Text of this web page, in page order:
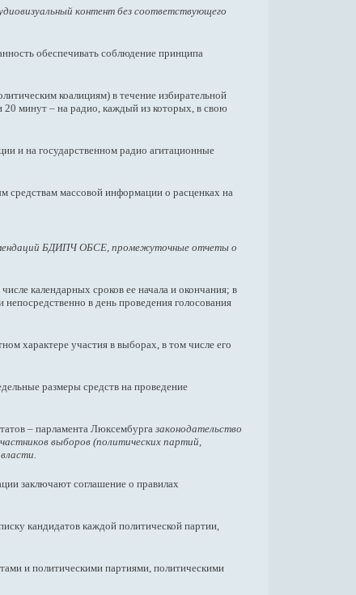
контент без соответствующего
обеспечивать соблюдение принципа
коалициям) в течение избирательной
20 минут – на радио, каждый из которых, в свою
и на государственном радио агитационные
массовой информации о расценках на
БДИПЧ ОБСЕ, промежуточные отчеты о
календарных сроков ее начала и окончания; в
в день проведения голосования
характере участия в выборах, в том числе его
размеры средств на проведение
– парламента Люксембурга законодательство
выборов (политических партий,
заключают соглашение о правилах
кандидатов каждой политической партии,
и политическими партиями, политическими